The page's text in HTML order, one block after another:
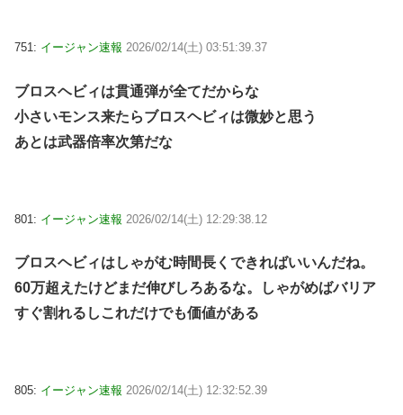
751: イージャン速報 2026/02/14(土) 03:51:39.37
ブロスヘビィは貫通弾が全てだからな
小さいモンス来たらブロスヘビィは微妙と思う
あとは武器倍率次第だな
801: イージャン速報 2026/02/14(土) 12:29:38.12
ブロスヘビィはしゃがむ時間長くできればいいんだね。
60万超えたけどまだ伸びしろあるな。しゃがめばバリア
すぐ割れるしこれだけでも価値がある
805: イージャン速報 2026/02/14(土) 12:32:52.39